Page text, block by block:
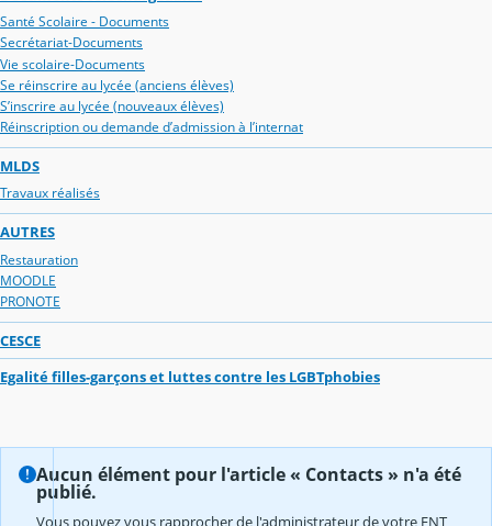
Santé Scolaire - Documents
Secrétariat-Documents
Vie scolaire-Documents
Se réinscrire au lycée (anciens élèves)
S’inscrire au lycée (nouveaux élèves)
Réinscription ou demande d’admission à l’internat
MLDS
Travaux réalisés
AUTRES
Restauration
MOODLE
PRONOTE
CESCE
Egalité filles-garçons et luttes contre les LGBTphobies
Aucun élément pour l'article « Contacts » n'a été
publié.
Vous pouvez vous rapprocher de l'administrateur de votre ENT